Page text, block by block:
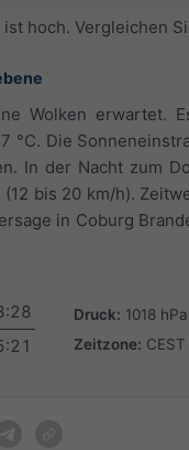
hoch. Vergleichen
Wolken erwartet.
°C. Die
In der Nacht zum
bis 20 km/h).
in Coburg
Druck: 1018 hPa
Zeitzone: